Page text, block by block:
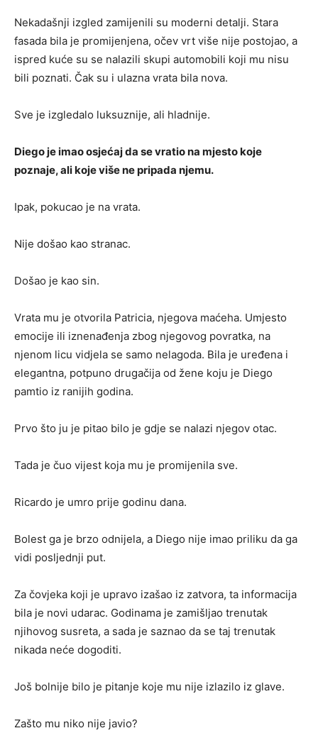
Nekadašnji izgled zamijenili su moderni detalji. Stara
fasada bila je promijenjena, očev vrt više nije postojao, a
ispred kuće su se nalazili skupi automobili koji mu nisu
bili poznati. Čak su i ulazna vrata bila nova.
Sve je izgledalo luksuznije, ali hladnije.
Diego je imao osjećaj da se vratio na mjesto koje
poznaje, ali koje više ne pripada njemu.
Ipak, pokucao je na vrata.
Nije došao kao stranac.
Došao je kao sin.
Vrata mu je otvorila Patricia, njegova maćeha. Umjesto
emocije ili iznenađenja zbog njegovog povratka, na
njenom licu vidjela se samo nelagoda. Bila je uređena i
elegantna, potpuno drugačija od žene koju je Diego
pamtio iz ranijih godina.
Prvo što ju je pitao bilo je gdje se nalazi njegov otac.
Tada je čuo vijest koja mu je promijenila sve.
Ricardo je umro prije godinu dana.
Bolest ga je brzo odnijela, a Diego nije imao priliku da ga
vidi posljednji put.
Za čovjeka koji je upravo izašao iz zatvora, ta informacija
bila je novi udarac. Godinama je zamišljao trenutak
njihovog susreta, a sada je saznao da se taj trenutak
nikada neće dogoditi.
Još bolnije bilo je pitanje koje mu nije izlazilo iz glave.
Zašto mu niko nije javio?